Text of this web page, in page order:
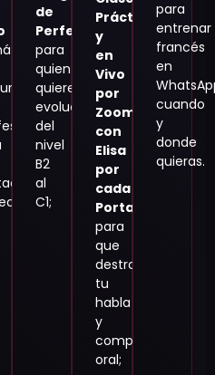
de
Perfectionnement,,
para
quien
quiere
evolucionar
del
nivel
B2
al
C1;
Práctica
y
en
Vivo
por
Zoom
con
Elisa
por
cada
Portal,
para
que
destrabes
tu
habla
y
comprensión
oral;
para
entrenar
francés
en
cuando
y
donde
quieras.